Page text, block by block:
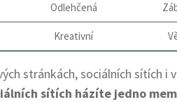
Odlehčená
Kreativní
stránkách, sociálních sítích i
sítích házíte jedno